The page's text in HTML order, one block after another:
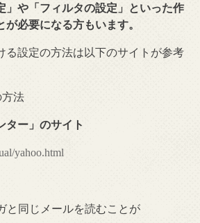
」や「フィルタの設定」といった作
必要になる方もいます。
る設定の方法は以下のサイトが参考
方法
ター」のサイト
yahoo.html
と同じメールを読むことが